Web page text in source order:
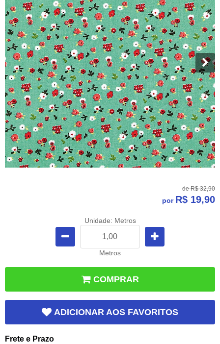
de R$ 32,90
por R$ 19,90
Unidade: Metros
Metros
COMPRAR
ADICIONAR AOS FAVORITOS
Frete e Prazo